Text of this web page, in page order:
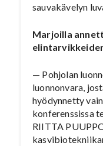
sauvakävelyn
Marjoilla
— Pohjolan
luonnonvara,
hyödynnetty
konferenssissa
RIITTA